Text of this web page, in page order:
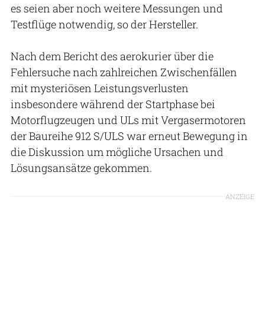
es seien aber noch weitere Messungen und
Testflüge notwendig, so der Hersteller.
Nach dem Bericht des aerokurier über die
Fehlersuche nach zahlreichen Zwischenfällen
mit mysteriösen Leistungsverlusten
insbesondere während der Startphase bei
Motorflugzeugen und ULs mit Vergasermotoren
der Baureihe 912 S/ULS war erneut Bewegung in
die Diskussion um mögliche Ursachen und
Lösungsansätze gekommen.
ANZEIGE